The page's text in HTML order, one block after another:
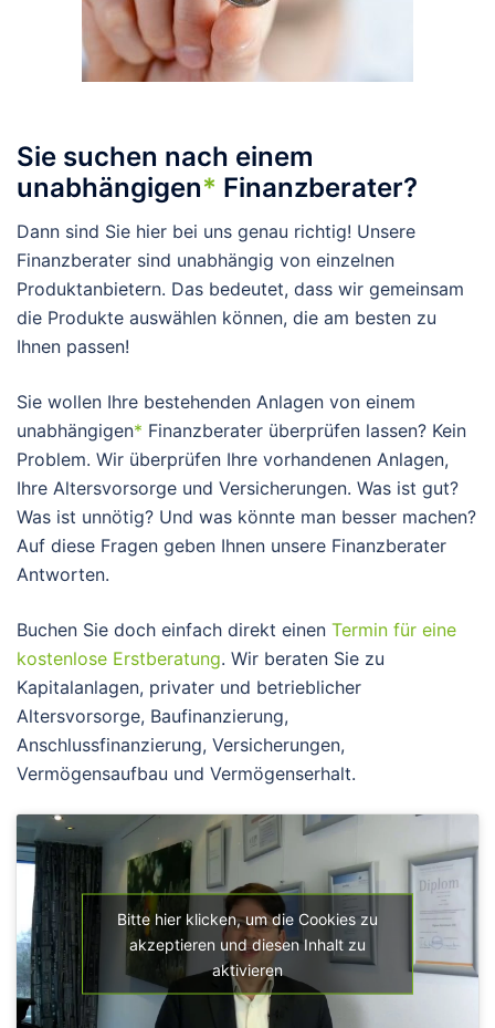
Sie suchen nach einem
unabhängigen* Finanzberater?
Dann sind Sie hier bei uns genau richtig! Unsere
Finanzberater sind unabhängig von einzelnen
Produktanbietern. Das bedeutet, dass wir gemeinsam
die Produkte auswählen können, die am besten zu
Ihnen passen!
Sie wollen Ihre bestehenden Anlagen von einem
unabhängigen* Finanzberater überprüfen lassen? Kein
Problem. Wir überprüfen Ihre vorhandenen Anlagen,
Ihre Altersvorsorge und Versicherungen. Was ist gut?
Was ist unnötig? Und was könnte man besser machen?
Auf diese Fragen geben Ihnen unsere Finanzberater
Antworten.
Buchen Sie doch einfach direkt einen Termin für eine
kostenlose Erstberatung. Wir beraten Sie zu
Kapitalanlagen, privater und betrieblicher
Altersvorsorge, Baufinanzierung,
Anschlussfinanzierung, Versicherungen,
Vermögensaufbau und Vermögenserhalt.
Bitte hier klicken, um die Cookies zu
akzeptieren und diesen Inhalt zu
aktivieren